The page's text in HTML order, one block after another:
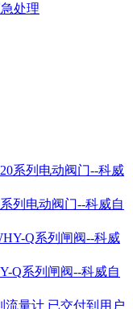
处理
列电动阀门--科威自
Q系列闸阀--科威自
已交付到用户